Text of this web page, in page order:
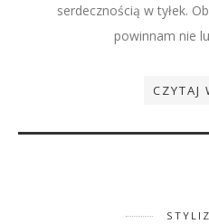
serdecznością w tyłek.
powinnam nie
CZYTAJ